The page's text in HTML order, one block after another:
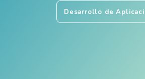
Desarrollo de